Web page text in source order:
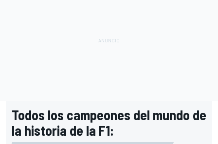
Todos los campeones del mundo de
la historia de la F1: